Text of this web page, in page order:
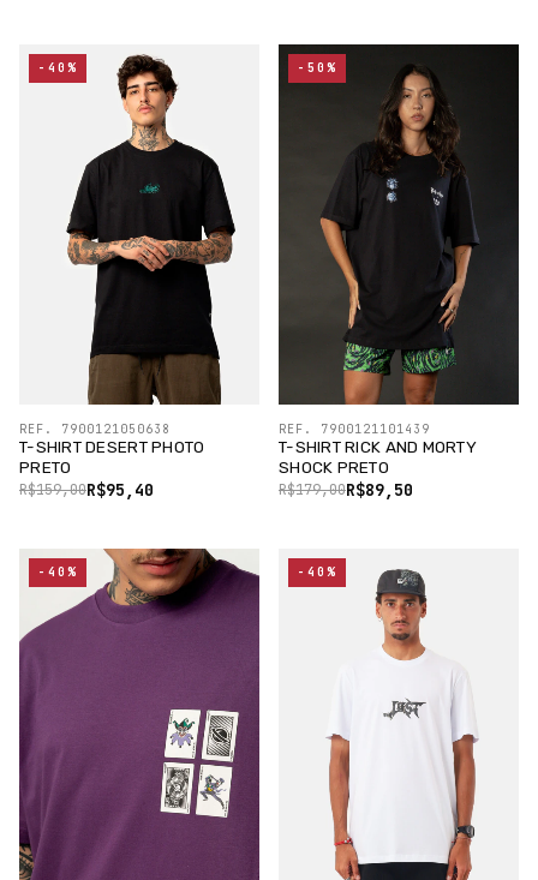
T-SHIRT DESERT PHOTO
PRETO
R$95,40
R$159,00
REF. 7900121050638
-40%
T-SHIRT RICK AND MORTY
SHOCK PRETO
R$89,50
R$179,00
REF. 7900121101439
-50%
-40% -40%